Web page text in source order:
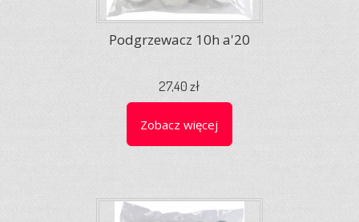
Podgrzewacz 10h a'20
27,40 zł
Zobacz więcej